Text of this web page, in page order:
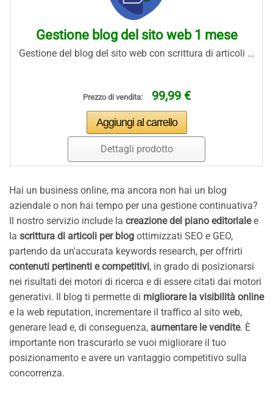
Gestione blog del sito web 1 mese
Gestione del blog del sito web con scrittura di articoli ...
Prezzo di vendita: 99,99 €
Dettagli prodotto
Hai un business online, ma ancora non hai un blog
aziendale o non hai tempo per una gestione continuativa?
Il nostro servizio include la creazione del piano editorialee
la scrittura di articoli per blog ottimizzati SEO e GEO,
partendo da un'accurata keywords research, per offrirti
contenuti pertinenti e competitivi, in grado di posizionarsi
nei risultati dei motori di ricerca e di essere citati dai motori
generativi. Il blog ti permette di migliorare la visibilità online
e la web reputation, incrementare il traffico al sito web,
generare lead e, di conseguenza, aumentare le vendite. È
importante non trascurarlo se vuoi migliorare il tuo
posizionamento e avere un vantaggio competitivo sulla
concorrenza.